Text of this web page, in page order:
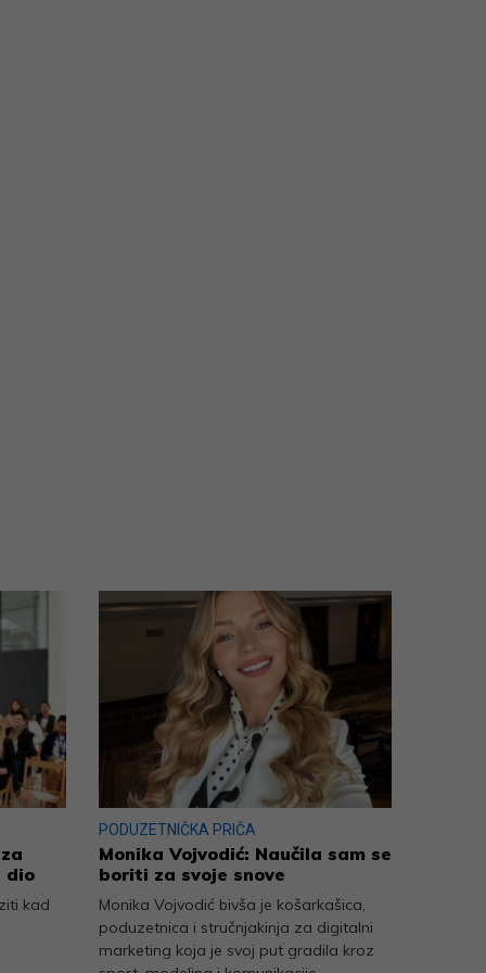
dio
kad
PODUZETNIČKA PRIČA
Monika Vojvodić: Naučila sam se
boriti za svoje snove
Monika Vojvodić bivša je košarkašica,
poduzetnica i stručnjakinja za digitalni
marketing koja je svoj put gradila kroz